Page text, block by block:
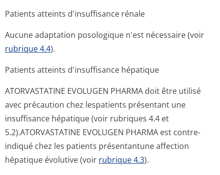
Patients atteints d'insuffisance rénale
Aucune adaptation posologique n'est nécessaire (voir
rubrique 4.4).
Patients atteints d'insuffisance hépatique
ATORVASTATINE EVOLUGEN PHARMA doit être utilisé
avec précaution chez lespatients présentant une
insuffisance hépatique (voir rubriques 4.4 et
5.2).ATORVASTATINE EVOLUGEN PHARMA est contre-
indiqué chez les patients présentantune affection
hépatique évolutive (voir rubrique 4.3).